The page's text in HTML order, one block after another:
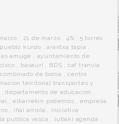
, 21 de marzo , 4% , 5 torres
kurdo ,arantxa tapia ,
amuge , ayuntamiento de
, basauri , BDS , caf tranvia
de boroa ,centro
territorial transportes y
,departamento de educación ,
,elkarrekin podemos , empresa
, iñai arriola , iniciativa
publica vasca , lubaki agenda ,